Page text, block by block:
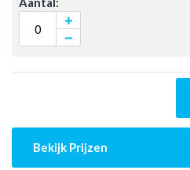
Bekijk Prijzen